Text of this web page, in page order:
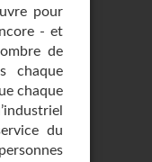
pour
- et
de
chaque
chaque
du